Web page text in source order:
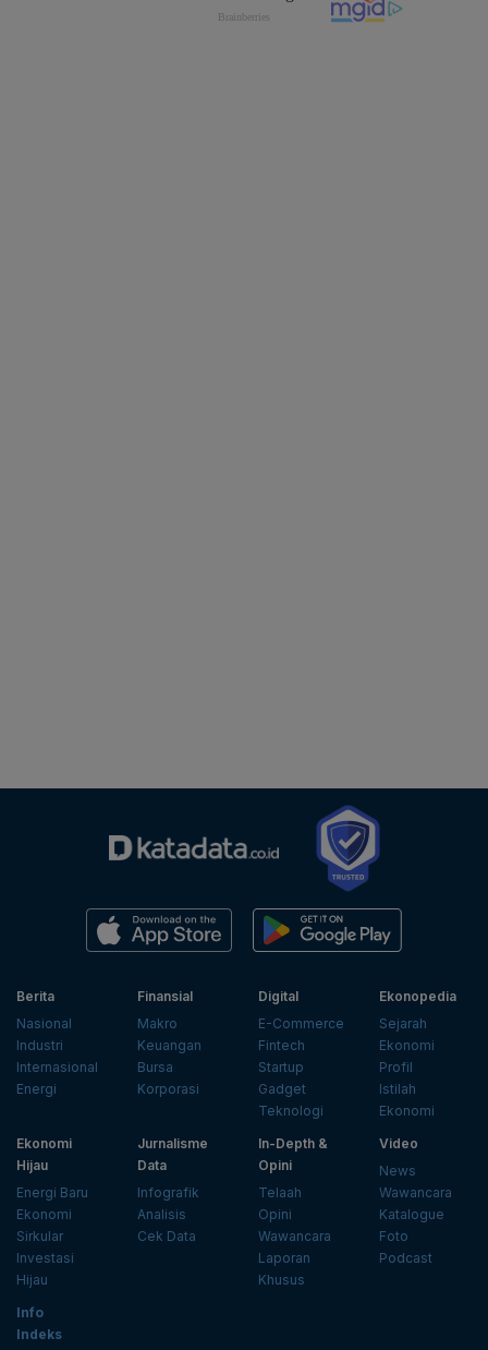
Berita
Nasional
Industri
Internasional
Energi
Finansial
Makro
Keuangan
Bursa
Korporasi
Digital
E-Commerce
Fintech
Startup
Gadget
Teknologi
Ekonopedia
Sejarah
Ekonomi
Profil
Istilah
Ekonomi
Ekonomi
Hijau
Energi Baru
Ekonomi
Sirkular
Investasi
Hijau
Jurnalisme
Data
Infografik
Analisis
Cek Data
In-Depth &
Opini
Telaah
Opini
Wawancara
Laporan
Khusus
Video
News
Wawancara
Katalogue
Foto
Podcast
Info
Indeks